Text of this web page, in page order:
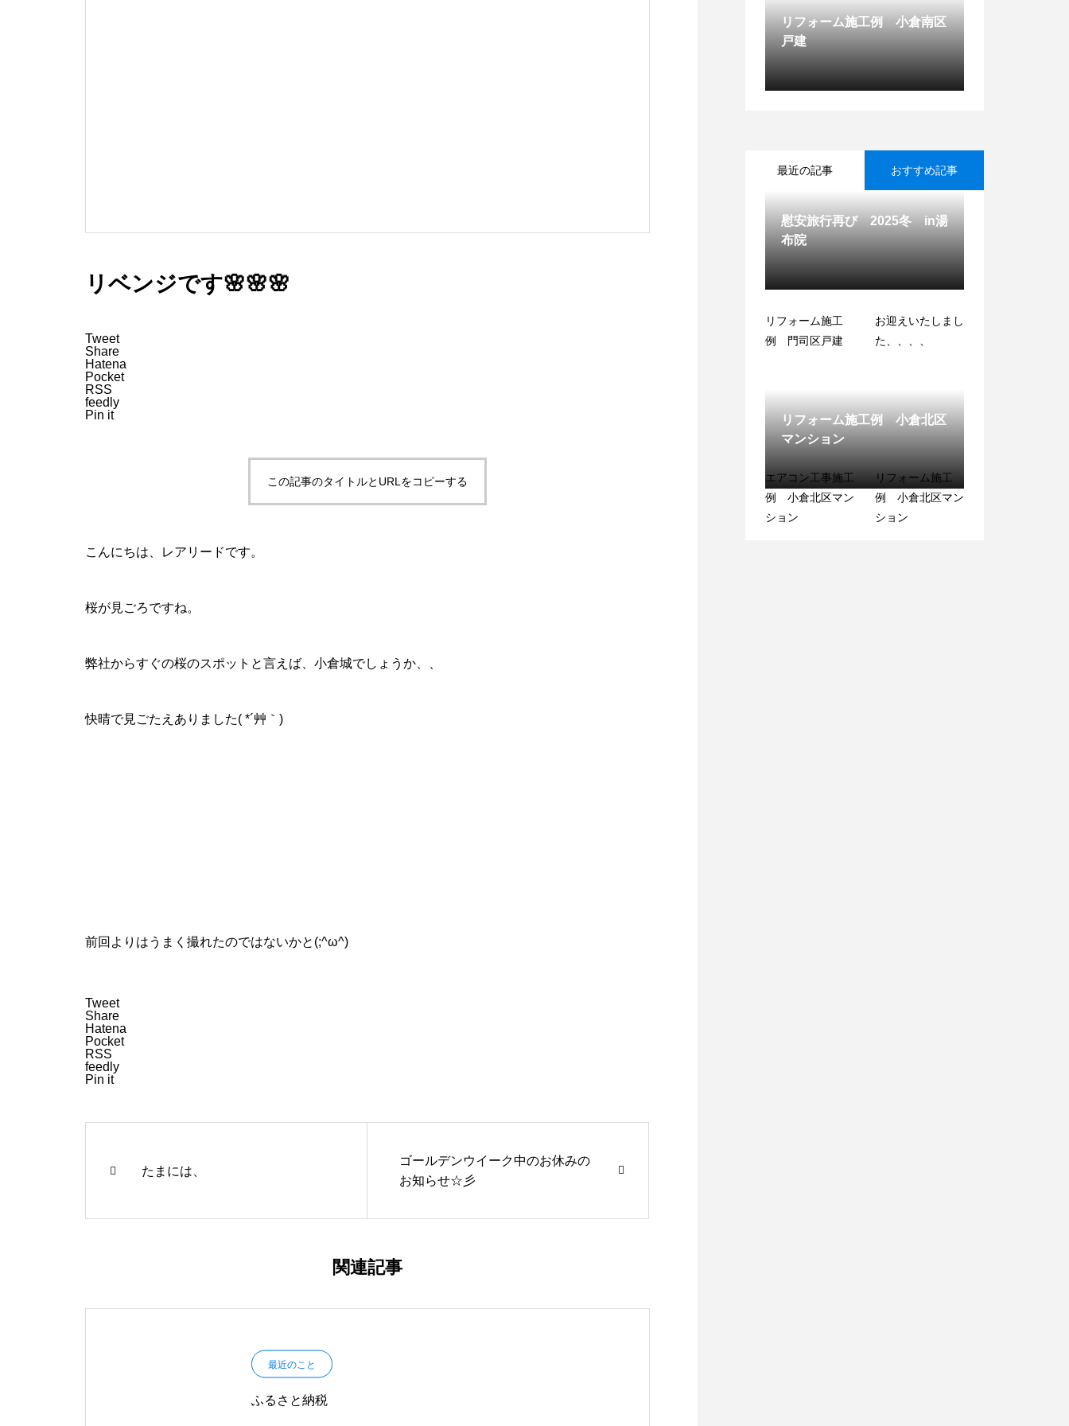
リベンジです🌸🌸🌸
Tweet
Share
Hatena
Pocket
RSS
feedly
Pin it
この記事のタイトルとURLをコピーする
こんにちは、レアリードです。
桜が見ごろですね。
弊社からすぐの桜のスポットと言えば、小倉城でしょうか、、
快晴で見ごたえありました( *´艸｀)
前回よりはうまく撮れたのではないかと(;^ω^)
Tweet
Share
Hatena
Pocket
RSS
feedly
Pin it
たまには、
ゴールデンウイーク中のお休みの
お知らせ☆彡
関連記事
最近のこと
ふるさと納税
リフォーム施工例 小倉南区
戸建
慰安旅行再び 2025冬 in湯
布院
リフォーム施工例 小倉北区
マンション
最近の記事 おすすめ記事
リフォーム施工
例 門司区戸建
お迎えいたしまし
た、、、、
エアコン工事施工
例 小倉北区マン
ション
リフォーム施工
例 小倉北区マン
ション
リフォーム施工
例 八幡東区マン
♯世良高原
たまたま、、、
リフォーム施工
例 宗像市マンシ